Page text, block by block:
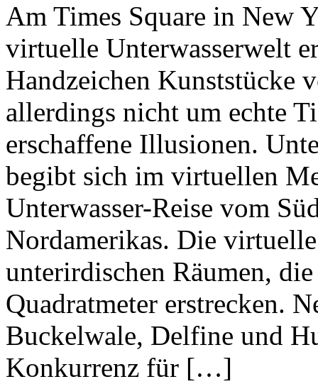
Am Times Square in New
virtuelle Unterwasserwelt
Handzeichen Kunststücke
allerdings nicht um echte
erschaffene Illusionen.
begibt sich im virtuellen
Unterwasser-Reise vom
Nordamerikas. Die
unterirdischen Räumen,
Quadratmeter erstrecken.
Buckelwale, Delfine und
Konkurrenz für […]